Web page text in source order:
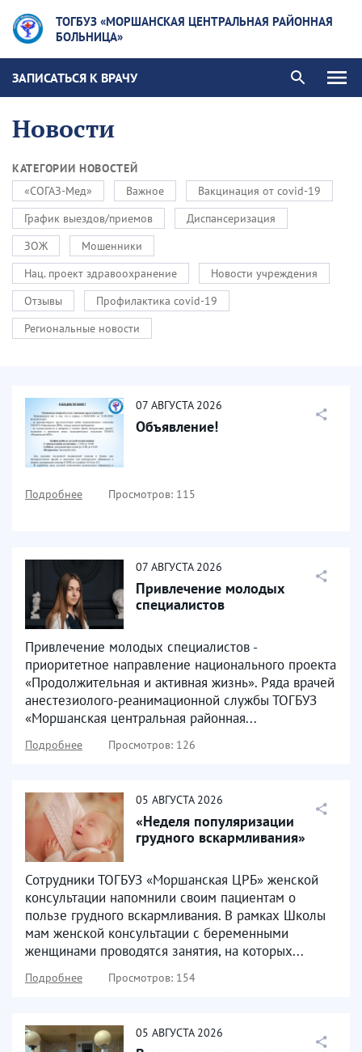
ТОГБУЗ «МОРШАНСКАЯ ЦЕНТРАЛЬНАЯ РАЙОННАЯ
БОЛЬНИЦА»
ЗАПИСАТЬСЯ К ВРАЧУ
Новости
КАТЕГОРИИ НОВОСТЕЙ
«СОГАЗ-Мед»
Важное
Вакцинация от covid-19
График выездов/приемов
Диспансеризация
ЗОЖ
Мошенники
Нац. проект здравоохранение
Новости учреждения
Отзывы
Профилактика covid-19
Региональные новости
07 АВГУСТА 2026
Объявление!
Подробнее Просмотров: 115
07 АВГУСТА 2026
Привлечение молодых
специалистов
Привлечение молодых специалистов -
приоритетное направление национального проекта
«Продолжительная и активная жизнь». Ряда врачей
анестезиолого-реанимационной службы ТОГБУЗ
«Моршанская центральная районная...
Подробнее Просмотров: 126
05 АВГУСТА 2026
«Неделя популяризации
грудного вскармливания»
Сотрудники ТОГБУЗ «Моршанская ЦРБ» женской
консультации напомнили своим пациентам о
пользе грудного вскармливания. В рамках Школы
мам женской консультации с беременными
женщинами проводятся занятия, на которых...
Подробнее Просмотров: 154
05 АВГУСТА 2026